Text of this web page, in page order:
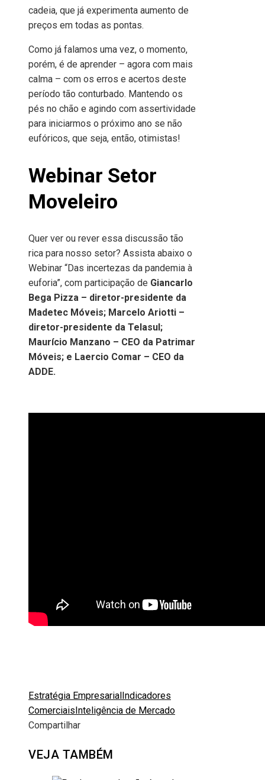
cadeia, que já experimenta aumento de
preços em todas as pontas.
Como já falamos uma vez, o momento,
porém, é de aprender – agora com mais
calma – com os erros e acertos deste
período tão conturbado. Mantendo os
pés no chão e agindo com assertividade
para iniciarmos o próximo ano se não
eufóricos, que seja, então, otimistas!
Webinar Setor
Moveleiro
Quer ver ou rever essa discussão tão
rica para nosso setor? Assista abaixo o
Webinar “Das incertezas da pandemia à
euforia”, com participação de Giancarlo
Bega Pizza – diretor-presidente da
Madetec Móveis; Marcelo Ariotti –
diretor-presidente da Telasul;
Maurício Manzano – CEO da Patrimar
Móveis; e Laercio Comar – CEO da
ADDE.
Estratégia Empresarial Indicadores
Comerciais Inteligência de Mercado
Compartilhar
VEJA TAMBÉM